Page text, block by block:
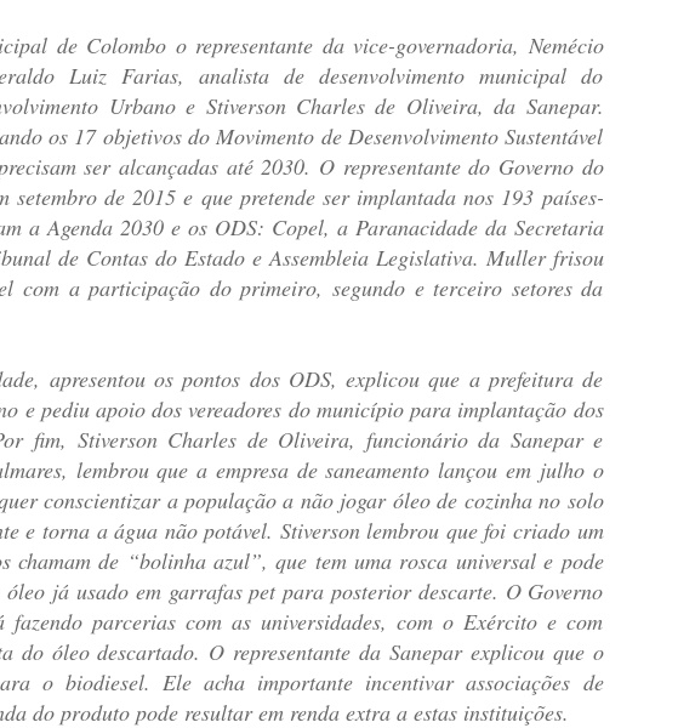
de Colombo o representante da vice-governadoria, Nemécio
Luiz Farias, analista de desenvolvimento municipal do
Urbano e Stiverson Charles de Oliveira, da Sanepar.
os 17 objetivos do Movimento de Desenvolvimento Sustentável
ser alcançadas até 2030. O representante do Governo do
de 2015 e que pretende ser implantada nos 193 países-
a Agenda 2030 e os ODS: Copel, a Paranacidade da Secretaria
de Contas do Estado e Assembleia Legislativa. Muller frisou
com a participação do primeiro, segundo e terceiro setores da
apresentou os pontos dos ODS, explicou que a prefeitura de
e pediu apoio dos vereadores do município para implantação dos
fim, Stiverson Charles de Oliveira, funcionário da Sanepar e
lembrou que a empresa de saneamento lançou em julho o
conscientizar a população a não jogar óleo de cozinha no solo
e torna a água não potável. Stiverson lembrou que foi criado um
chamam de “bolinha azul”, que tem uma rosca universal e pode
já usado em garrafas pet para posterior descarte. O Governo
parcerias com as universidades, com o Exército e com
do óleo descartado. O representante da Sanepar explicou que o
o biodiesel. Ele acha importante incentivar associações de
do produto pode resultar em renda extra a estas instituições.